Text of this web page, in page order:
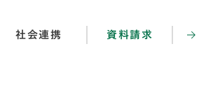
社会連携 資料請求